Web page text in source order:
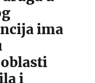
ima
i